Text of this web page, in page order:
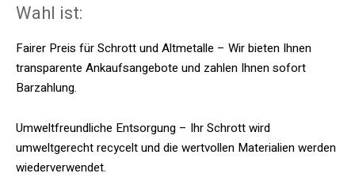
Wahl ist:
Fairer Preis für Schrott und Altmetalle – Wir bieten Ihnen
transparente Ankaufsangebote und zahlen Ihnen sofort
Barzahlung.
Umweltfreundliche Entsorgung – Ihr Schrott wird
umweltgerecht recycelt und die wertvollen Materialien werden
wiederverwendet.